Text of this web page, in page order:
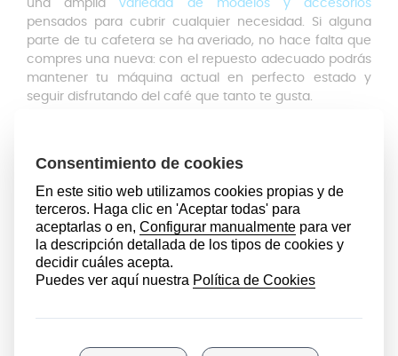
una ampliavariedad de modelos y accesorios
pensados para cubrir cualquier necesidad. Si alguna
parte de tu cafetera se ha averiado, no hace falta que
compres una nueva: con el repuesto adecuado podrás
mantener tu máquina actual en perfecto estado y
seguir disfrutando del café que tanto te gusta.
Este filtro cuenta con un interior desmontable
facilita enormemente su limpieza y garantiza que
puedas mantenerlo en condiciones óptimas con el
mínimo esfuerzo. Fabricado enacero inoxidable de alta
calidad, resiste altas temperaturas y asegura un flujo
de café constante y seguro.
compatible con el prensador de De’Longhi, lo que